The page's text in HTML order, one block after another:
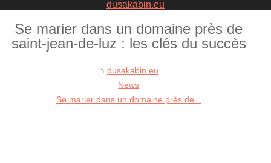
Se marier dans un domaine près de
saint-jean-de-luz : les clés du succès
dusakabin.eu
News
Se marier dans un domaine près de...
dusakabin.eu